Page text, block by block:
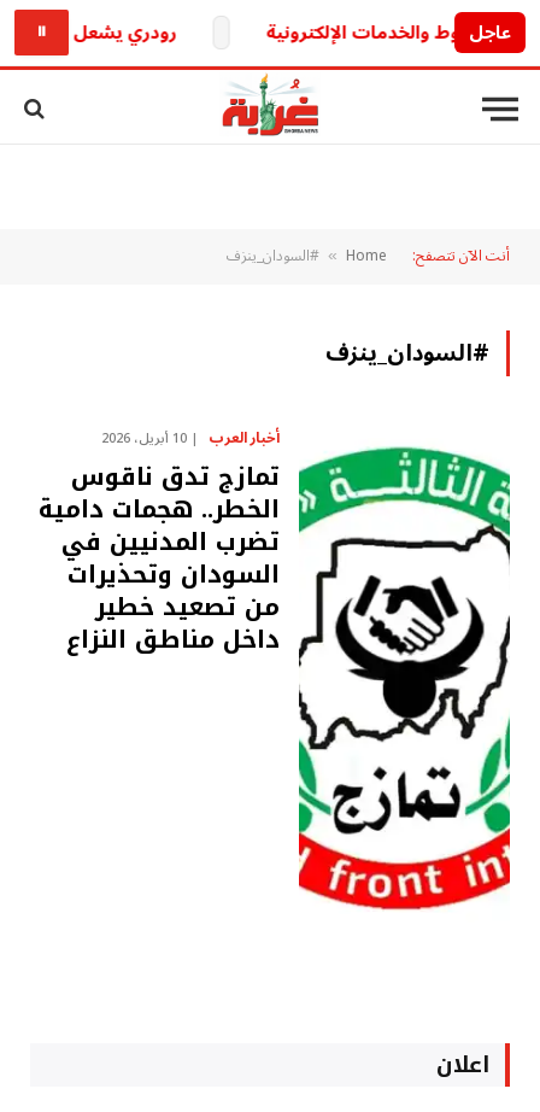
عاجل رودري يشعل ⏸
أنت الآن تتصفح: Home
» #السودان_ينزف
#السودان_ينزف
أخبار العرب 10 أبريل، 2026
تمازج تدق ناقوس
الخطر.. هجمات دامية
تضرب المدنيين في
السودان وتحذيرات
من تصعيد خطير
داخل مناطق النزاع
اعلان